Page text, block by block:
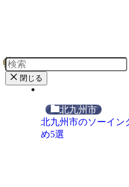
北九州市
北九州市のソーイン
め5選
閉じる